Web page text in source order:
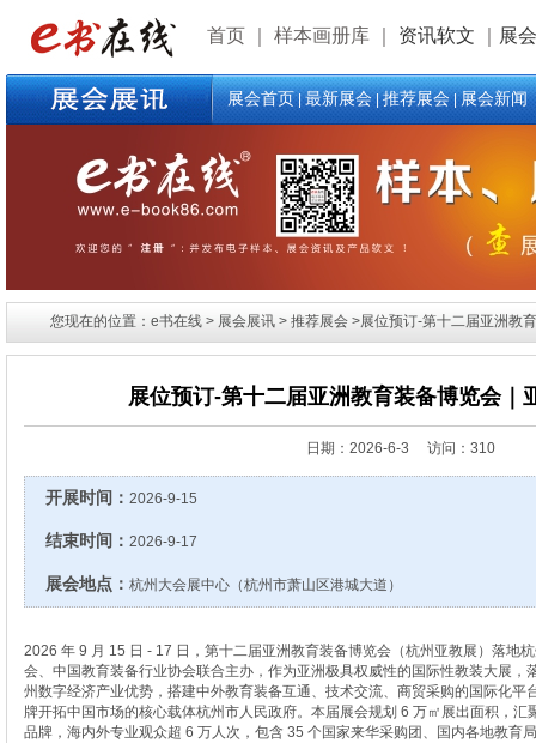
首页 样本画册库 资讯软文 展
展会首页|最新展会|推荐展会|展会新闻
您现在的位置：e书在线 > 展会展讯 > 推荐展会 >展位预订-第十二届亚洲教育
展位预订-第十二届亚洲教育装备博览会｜
日期： 2026-6-3 访问：310
开展时间： 2026-9-15
结束时间： 2026-9-17
展会地点： 杭州大会展中心（杭州市萧山区港城大道）
2026 年 9 月 15 日 - 17 日，第十二届亚洲教育装备博览会（杭州亚教展）落地
会、中国教育装备行业协会联合主办，作为亚洲极具权威性的国际性教装大展，
州数字经济产业优势，搭建中外教育装备互通、技术交流、商贸采购的国际化平
牌开拓中国市场的核心载体杭州市人民政府。本届展会规划 6 万㎡展出面积，
品牌，海内外专业观众超 6 万人次，包含 35 个国家来华采购团、国内各地教育